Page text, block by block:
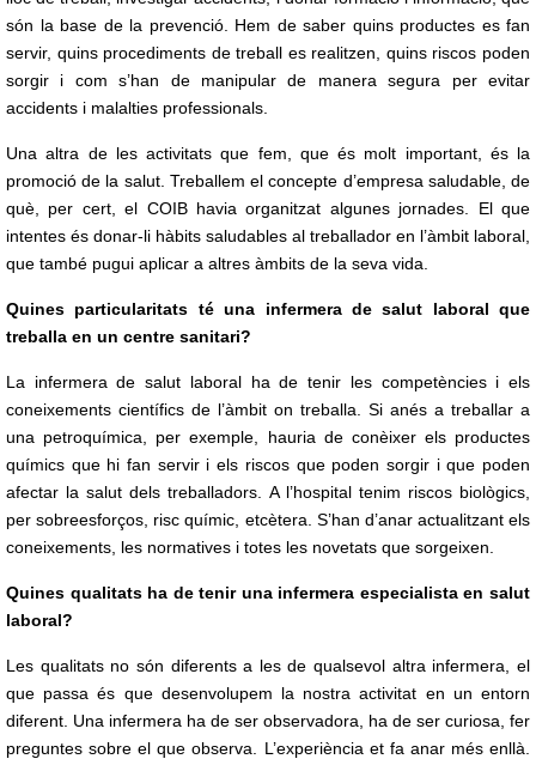
són la base de la prevenció. Hem de saber quins productes es fan
servir, quins procediments de treball es realitzen, quins riscos poden
sorgir i com s’han de manipular de manera segura per evitar
accidents i malalties professionals.
Una altra de les activitats que fem, que és molt important, és la
promoció de la salut. Treballem el concepte d’empresa saludable, de
què, per cert, el COIB havia organitzat algunes jornades. El que
intentes és donar-li hàbits saludables al treballador en l’àmbit laboral,
que també pugui aplicar a altres àmbits de la seva vida.
Quines particularitats té una infermera de salut laboral que
treballa en un centre sanitari?
La infermera de salut laboral ha de tenir les competències i els
coneixements científics de l’àmbit on treballa. Si anés a treballar a
una petroquímica, per exemple, hauria de conèixer els productes
químics que hi fan servir i els riscos que poden sorgir i que poden
afectar la salut dels treballadors. A l’hospital tenim riscos biològics,
per sobreesforços, risc químic, etcètera. S’han d’anar actualitzant els
coneixements, les normatives i totes les novetats que sorgeixen.
Quines qualitats ha de tenir una infermera especialista en salut
laboral?
Les qualitats no són diferents a les de qualsevol altra infermera, el
que passa és que desenvolupem la nostra activitat en un entorn
diferent. Una infermera ha de ser observadora, ha de ser curiosa, fer
preguntes sobre el que observa. L’experiència et fa anar més enllà.